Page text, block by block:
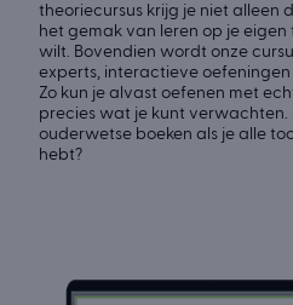
theoriecursus krijg je niet alleen
het gemak van leren op je
wilt. Bovendien wordt onze
experts, interactieve
Zo kun je alvast oefenen met
precies wat je kunt
ouderwetse boeken als je alle
hebt?